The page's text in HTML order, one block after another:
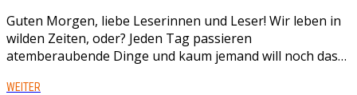
Guten Morgen, liebe Leserinnen und Leser! Wir leben in
wilden Zeiten, oder? Jeden Tag passieren
atemberaubende Dinge und kaum jemand will noch das…
WEITER